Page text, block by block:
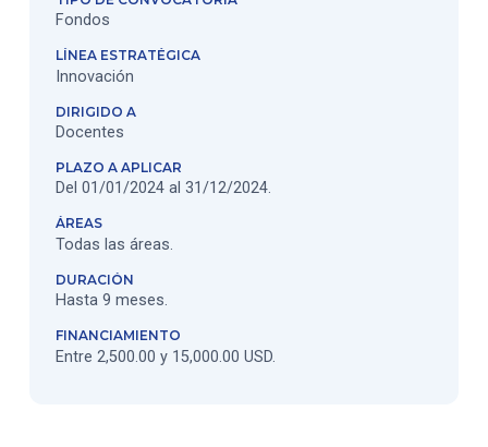
Fondos
LÍNEA ESTRATÉGICA
Innovación
DIRIGIDO A
Docentes
PLAZO A APLICAR
Del 01/01/2024 al 31/12/2024.
ÁREAS
Todas las áreas.
DURACIÓN
Hasta 9 meses.
FINANCIAMIENTO
Entre 2,500.00 y 15,000.00 USD.